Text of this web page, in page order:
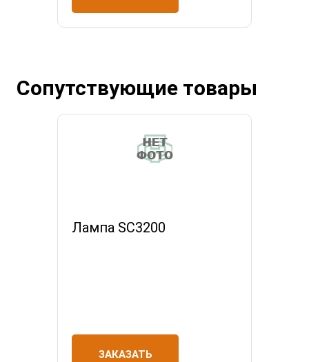
Сопутствующие товары
Лампа SC3200
ЗАКАЗАТЬ